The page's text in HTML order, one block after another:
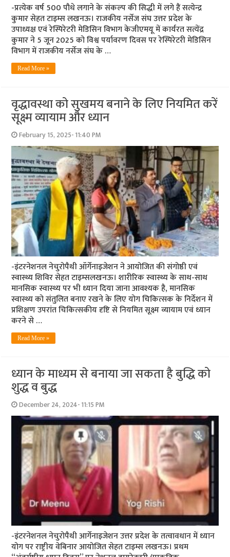
-प्रत्येक वर्ष 500 पौधे लगाने के संकल्प की सिद्धी में लगे हैं सत्येन्द्र
कुमार सेहत टाइम्स लखनऊ। राजकीय नर्सेज संघ उत्तर प्रदेश के
उपाध्यक्ष एवं रेस्पिरेटरी मेडिसिन विभाग केजीएमयू में कार्यरत सत्येंद्र
कुमार ने 5 जून 2025 को विश्व पर्यावरण दिवस पर रेस्पिरेटरी मेडिसिन
विभाग में राजकीय नर्सेज संघ के …
Read More »
वृद्धावस्था को सुखमय बनाने के लिए नियमित करें
सूक्ष्म व्यायाम और ध्यान
February 15, 2025- 11:40 PM
-इंटरनेशनल नेचुरोपैथी ऑर्गेनाइजेशन ने आयोजित की संगोष्ठी एवं
स्वास्थ्य शिविर सेहत टाइम्सलखनऊ। शारीरिक स्वास्थ्य के साथ-साथ
मानसिक स्वास्थ्य पर भी ध्यान दिया जाना आवश्यक है, मानसिक
स्वास्थ्य को संतुलित बनाए रखने के लिए योग चिकित्सक के निर्देशन में
प्रशिक्षण उपरांत चिकित्सकीय दृष्टि से नियमित सूक्ष्म व्यायाम एवं ध्यान
करने से …
Read More »
ध्यान के माध्यम से बनाया जा सकता है बुद्धि को
शुद्ध व बुद्ध
December 24, 2024- 11:15 PM
-इंटरनेशनल नेचुरोपैथी आर्गेनाइजेशन उत्तर प्रदेश के तत्वावधान में ध्यान
योग पर राष्ट्रीय वेबिनार आयोजित सेहत टाइम्स लखनऊ। प्रथम